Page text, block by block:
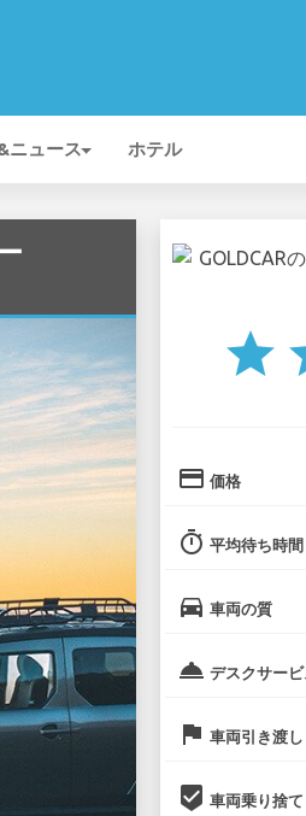
ニュース ホテル
star
credit_card 価格
timer 平均待ち時間
directions_car 車両の質
room_service デスクサービ
flag 車両引き渡し
beenhere 車両乗り捨て